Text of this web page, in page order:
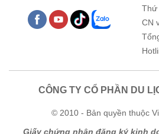
Thứ
CN
CÔNG TY CỔ PHẦN DU
© 2010 - Bản quyền thuộc
Giấy chứng nhận đăng ký kinh